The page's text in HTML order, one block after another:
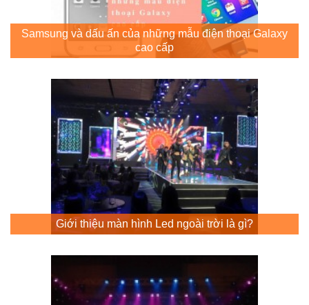
Samsung và dấu ấn của những mẫu điện thoại Galaxy
cao cấp
Giới thiệu màn hình Led ngoài trời là gì?